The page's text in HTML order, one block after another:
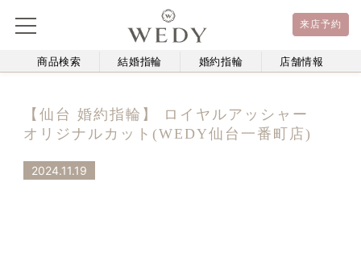
来店予約
商品検索 結婚指輪 婚約指輪 店舗情報
【仙台 婚約指輪】 ロイヤルアッシャー
オリジナルカット(WEDY仙台一番町店)
2024.11.19